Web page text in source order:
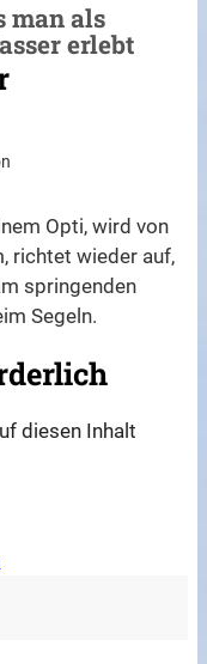
man als
erlebt
Opti, wird von
richtet wieder auf,
springenden
Segeln.
diesen Inhalt